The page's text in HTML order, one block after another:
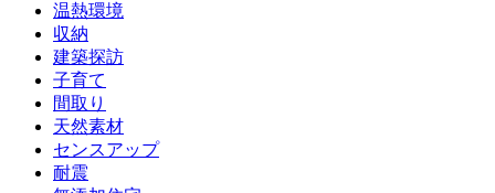
温熱環境
収納
建築探訪
子育て
間取り
天然素材
センスアップ
耐震